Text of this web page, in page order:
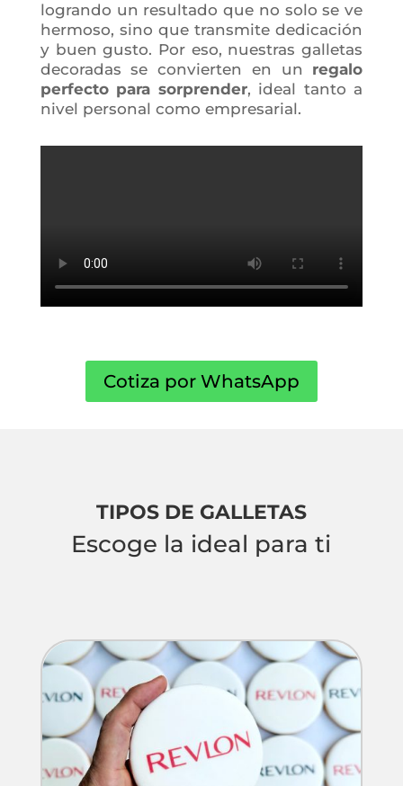
logrando un resultado que no solo se ve
hermoso, sino que transmite dedicación
y buen gusto. Por eso, nuestras galletas
decoradas se convierten en un regalo
perfecto para sorprender, ideal tanto a
nivel personal como empresarial.
Cotiza por WhatsApp
TIPOS DE GALLETAS
Escoge la ideal para ti